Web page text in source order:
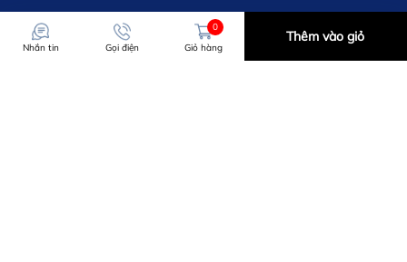
Nhắn tin Gọi điện
0
Giỏ hàng
Thêm vào giỏ